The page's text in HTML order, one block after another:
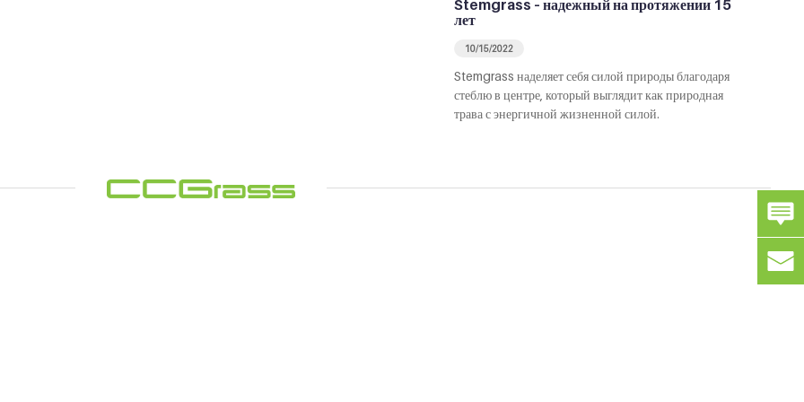
Stemgrass – надежный на протяжении 15
лет
10/15/2022
Stemgrass наделяет себя силой природы благодаря
стеблю в центре, который выглядит как природная
трава с энергичной жизненной силой.